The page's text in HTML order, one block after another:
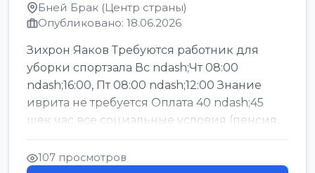
Бней Брак (Центр страны)
Опубликовано: 18.06.2026
Зихрон Яаков Требуются работник для
уборки спортзала Вс ndash;Чт 08:00
ndash;16:00, Пт 08:00 ndash;12:00 Знание
иврита не требуется Оплата 40 ndash;45
шек час все социальные условия (пенсия,
керен ишт...
107 просмотров